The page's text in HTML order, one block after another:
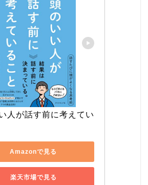
人が話す前に考えてい
Amazonで見る
楽天市場で見る